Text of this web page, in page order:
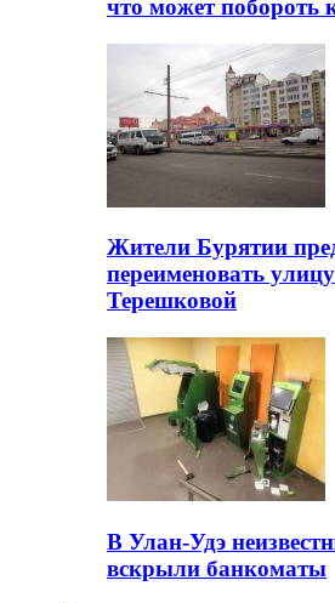
что может побороть
Жители Бурятии
переименовать
Терешковой
В Улан-Удэ
вскрыли банкоматы